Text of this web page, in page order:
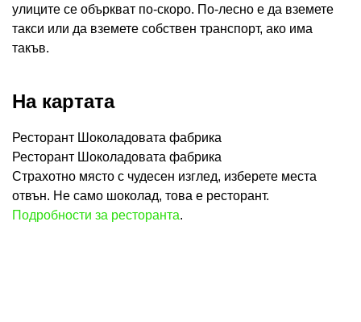
улиците се объркват по-скоро. По-лесно е да вземете
такси или да вземете собствен транспорт, ако има
такъв.
На картата
Ресторант Шоколадовата фабрика
Ресторант Шоколадовата фабрика
Страхотно място с чудесен изглед, изберете места
отвън. Не само шоколад, това е ресторант.
Подробности за ресторанта.